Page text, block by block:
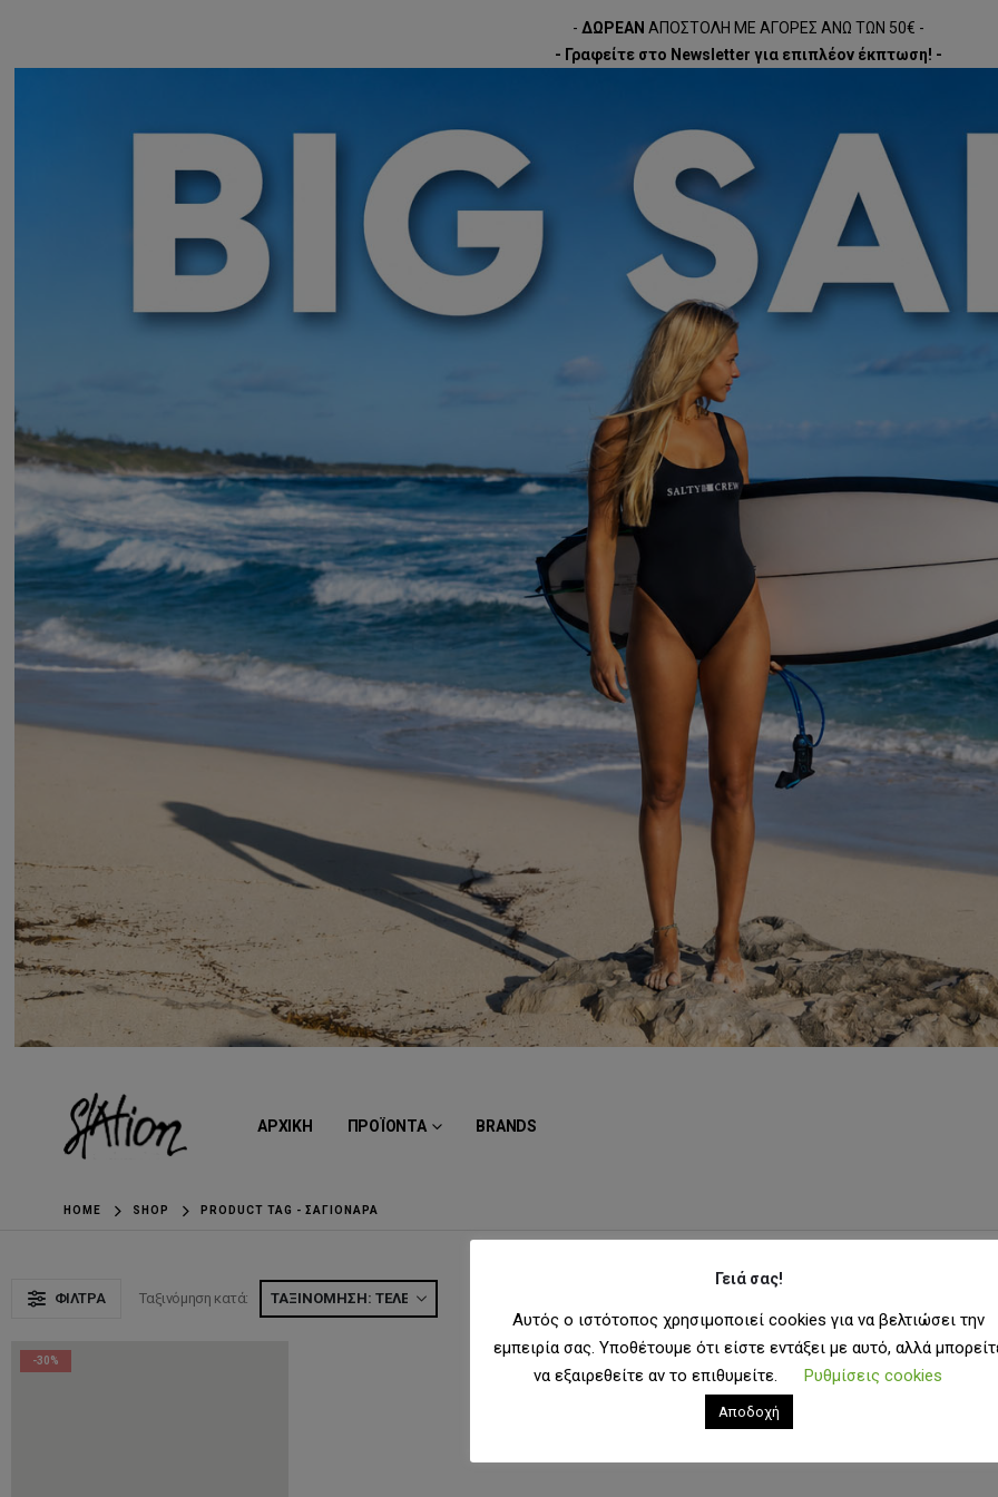
- ΔΩΡΕΑΝ ΑΠΟΣΤΟΛΗ ΜΕ ΑΓΟΡΕΣ ΑΝΩ ΤΩΝ 50€ -
- Γραφείτε στο Newsletter για επιπλέον έκπτωση! -
ΑΡΧΙΚΗ ΠΡΟΪΟΝΤΑ BRANDS
HOME SHOP PRODUCT TAG -ΣΑΓΙΟΝΆΡΑ
ΦΊΛΤΡΑ Ταξινόμηση κατά:
-30%
Γειά σας!
Αυτός ο ιστότοπος χρησιμοποιεί cookies για να βελτιώσει την
εμπειρία σας. Υποθέτουμε ότι είστε εντάξει με αυτό, αλλά
να εξαιρεθείτε αν το επιθυμείτε.
Ρυθμίσεις cookies
Αποδοχή